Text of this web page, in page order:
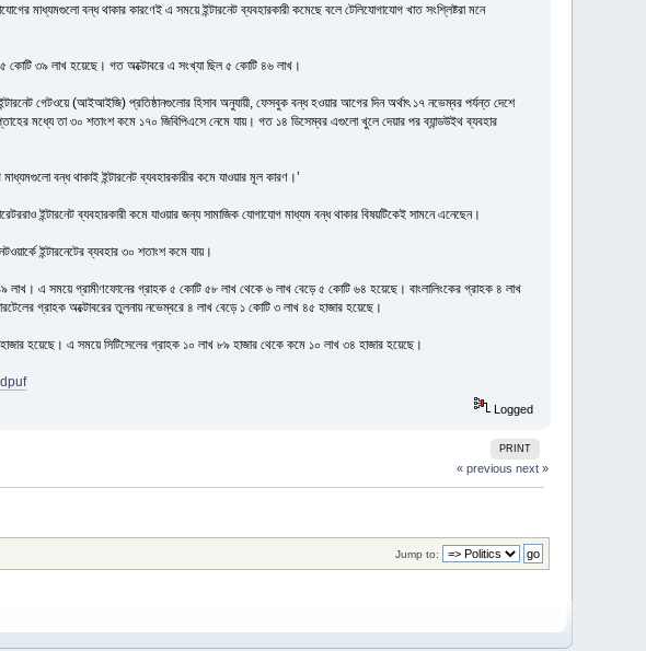
মাধ্যমগুলো বন্ধ থাকার কারণেই এ সময়ে ইন্টারনেট ব্যবহারকারী কমেছে বলে টেলিযোগাযোগ খাত সংশ্লিষ্টরা মনে
৫ কোটি ৩৯ লাখ হয়েছে। গত অক্টোবরে এ সংখ্যা ছিল ৫ কোটি ৪৬ লাখ।
গেটওয়ে (আইআইজি) প্রতিষ্ঠানগুলোর হিসাব অনুযায়ী, ফেসবুক বন্ধ হওয়ার আগের দিন অর্থাৎ ১৭ নভেম্বর পর্যন্ত দেশে
মধ্যে তা ৩০ শতাংশ কমে ১৭০ জিবিপিএসে নেমে যায়। গত ১৪ ডিসেম্বর এগুলো খুলে দেয়ার পর ব্যান্ডউইথ ব্যবহার
বন্ধ থাকাই ইন্টারনেট ব্যবহারকারীর কমে যাওয়ার মূল কারণ।’
ইন্টারনেট ব্যবহারকারী কমে যাওয়ার জন্য সামাজিক যোগাযোগ মাধ্যম বন্ধ থাকার বিষয়টিকেই সামনে এনেছেন।
ইন্টারনেটের ব্যবহার ৩০ শতাংশ কমে যায়।
লাখ। এ সময়ে গ্রামীণফোনের গ্রাহক ৫ কোটি ৫৮ লাখ থেকে ৬ লাখ বেড়ে ৫ কোটি ৬৪ হয়েছে। বাংলালিংকের গ্রাহক ৪ লাখ
গ্রাহক অক্টোবরের তুলনায় নভেম্বরে ৪ লাখ বেড়ে ১ কোটি ৩ লাখ ৪৫ হাজার হয়েছে।
হয়েছে। এ সময়ে সিটিসেলের গ্রাহক ১০ লাখ ৮৯ হাজার থেকে কমে ১০ লাখ ৩৪ হাজার হয়েছে।
Logged
PRINT
« previous next »
Jump to: